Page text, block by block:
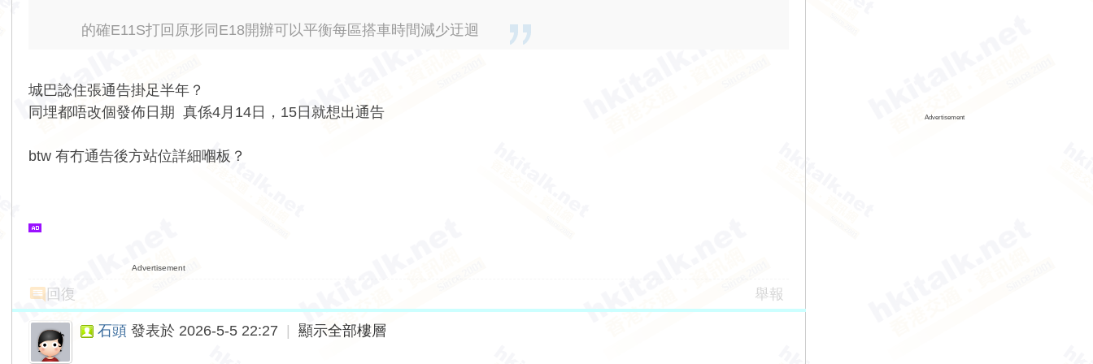
的確E11S打回原形同E18開辦可以平衡每區搭車時間減少迂迴
城巴諗住張通告掛足半年？
同埋都唔改個發佈日期 真係4月14日，15日就想出通告
btw 有冇通告後方站位詳細嗰板？
Advertisement
回復 舉報
石頭 發表於 2026-5-5 22:27 顯示全部樓層
Advertisement